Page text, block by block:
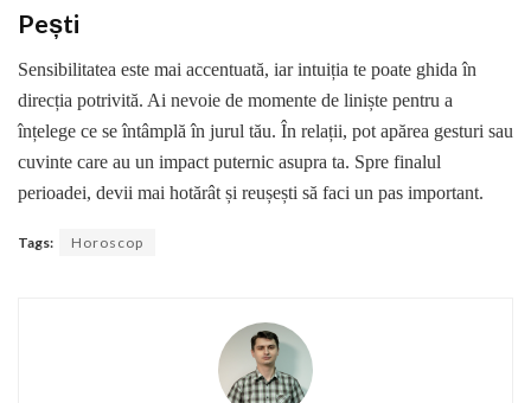
Pești
Sensibilitatea este mai accentuată, iar intuiția te poate ghida în
direcția potrivită. Ai nevoie de momente de liniște pentru a
înțelege ce se întâmplă în jurul tău. În relații, pot apărea gesturi sau
cuvinte care au un impact puternic asupra ta. Spre finalul
perioadei, devii mai hotărât și reușești să faci un pas important.
Tags: Horoscop